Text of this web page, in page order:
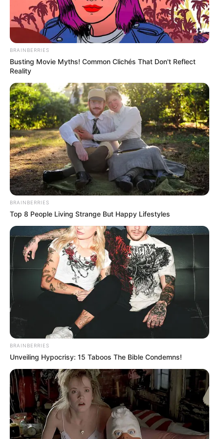
PRIX MORET-SUR-LOING PRONOSTIC
QUINTE 02-09-2023
Pronostic PMU et bruits d’écuries du Tiercé
Quinté du jour pour le PRIX DE MORET-SUR-
LOING ce 2 Septembre 2023
Tiercé Quinté du jour à 15h15 dans la réunion n°1 sur
l’hippodrome de PARIS-VINCENNES – PRIX DE MORET-SUR-
BRAINBERRIES
Busting Movie Myths! Common Clichés That Don't Reflect
Reality
BRAINBERRIES
Top 8 People Living Strange But Happy Lifestyles
BRAINBERRIES
Unveiling Hypocrisy: 15 Taboos The Bible Condemns!